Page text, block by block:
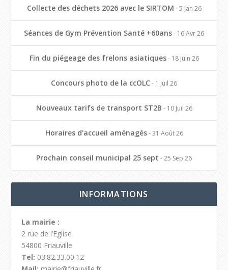
Collecte des déchets 2026 avec le SIRTOM - 5 Jan 26
Séances de Gym Prévention Santé +60ans- 16 Avr 26
Fin du piégeage des frelons asiatiques- 18 Juin 26
Concours photo de la ccOLC - 1 Juil 26
Nouveaux tarifs de transport ST2B - 10 Juil 26
Horaires d'accueil aménagés- 31 Août 26
Prochain conseil municipal 25 sept - 25 Sep 26
INFORMATIONS
La mairie :
2 rue de l’Eglise
54800 Friauville
Tel: 03.82.33.00.12